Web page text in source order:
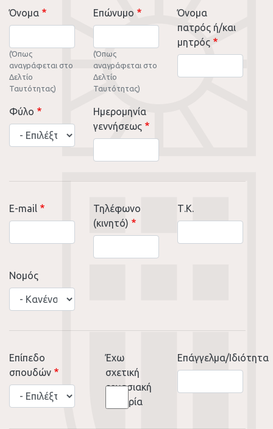
Όνομα
(Όπως
αναγράφεται στο
Δελτίο
Ταυτότητας)
Επώνυμο
(Όπως
αναγράφεται στο
Δελτίο
Ταυτότητας)
Όνομα
πατρός ή/και
μητρός
Φύλο
Ημερομηνία
γεννήσεως
E-mail
Τηλέφωνο
(κινητό)
Τ.Κ.
Νομός
Επίπεδο
σπουδών
Έχω
σχετική
εργασιακή
εμπειρία
Επάγγελμα/Iδιότητα